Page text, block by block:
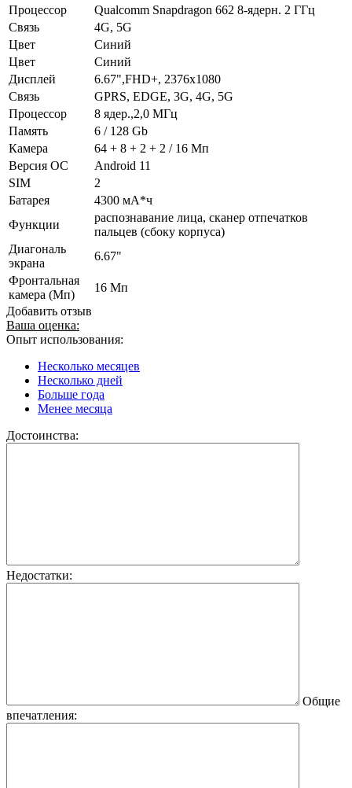
Процессор
Qualcomm Snapdragon 662 8-ядерн. 2 ГГц
Связь
4G, 5G
Цвет
Синий
Цвет
Синий
Дисплей
6.67",FHD+, 2376x1080
Связь
GPRS, EDGE, 3G, 4G, 5G
Процессор
8 ядер.,2,0 МГц
Память
6 / 128 Gb
Камера
64 + 8 + 2 + 2 / 16 Мп
Версия ОС
Android 11
SIM
2
Батарея
4300 мА*ч
Функции
распознавание лица, сканер отпечатков
пальцев (сбоку корпуса)
Диагональ
экрана
6.67"
Фронтальная
камера (Мп)
16 Мп
Добавить отзыв
Ваша оценка:
Опыт использования:
Несколько месяцев
Несколько дней
Больше года
Менее месяца
Достоинства:
Недостатки:
Общие
впечатления: